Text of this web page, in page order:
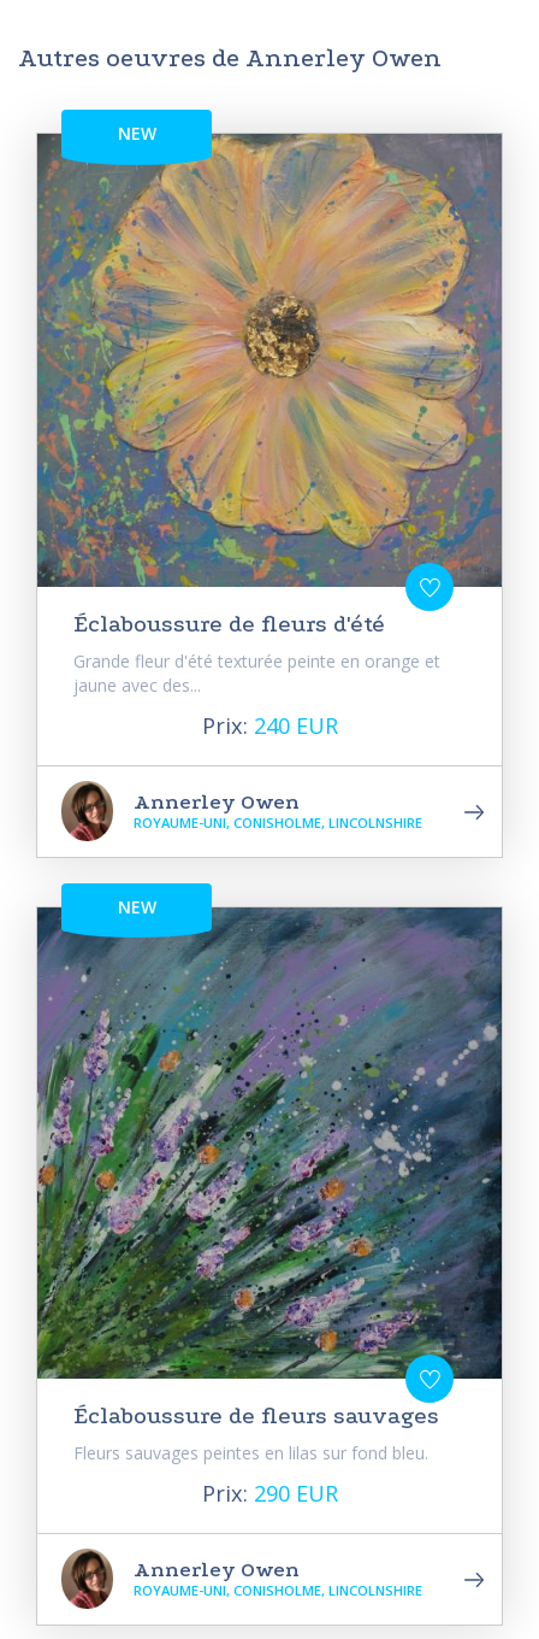
Autres oeuvres de Annerley Owen
NEW
Éclaboussure de fleurs d'été
Grande fleur d'été texturée peinte en orange et
jaune avec des...
Prix: 240 EUR
Annerley Owen
ROYAUME-UNI, CONISHOLME, LINCOLNSHIRE
NEW
Éclaboussure de fleurs sauvages
Fleurs sauvages peintes en lilas sur fond bleu.
Prix: 290 EUR
Annerley Owen
ROYAUME-UNI, CONISHOLME, LINCOLNSHIRE